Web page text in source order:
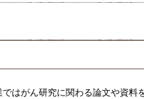
はがん研究に関わる論文や資料